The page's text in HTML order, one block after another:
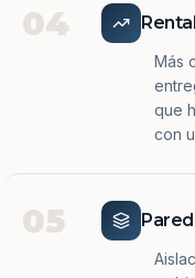
04
Más
que
con
05